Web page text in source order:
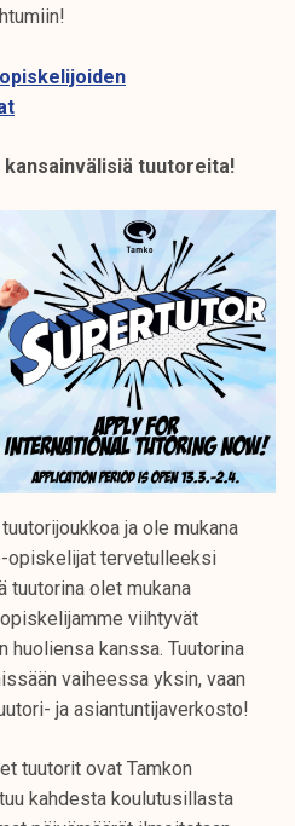
tuutoreita!
ja ole mukana
opiskelijat tervetulleeksi
tuutorina olet mukana
viihtyvät
huoliensa kanssa. Tuutorina
vaiheessa yksin, vaan
ja asiantuntijaverkosto!
tuutorit ovat Tamkon
kahdesta koulutusillasta